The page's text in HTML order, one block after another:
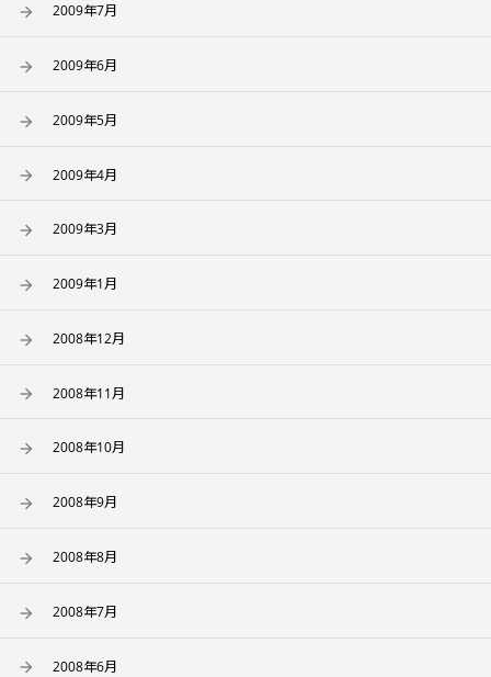
2009年7月
2009年6月
2009年5月
2009年4月
2009年3月
2009年1月
2008年12月
2008年11月
2008年10月
2008年9月
2008年8月
2008年7月
2008年6月